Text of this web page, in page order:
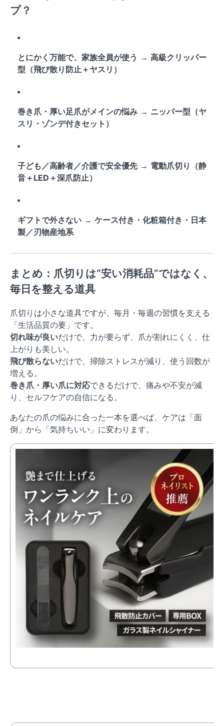
プ？
とにかく万能で、家族全員が使う → 高級クリッパー
型（飛び散り防止＋ヤスリ）
巻き爪・厚い足爪がメインの悩み → ニッパー型（ヤ
スリ・ゾンデ付きセット）
子ども／高齢者／介護で安全優先→ 電動爪切り（静
音＋LED＋深爪防止）
ギフトで外さない → ケース付き・化粧箱付き・日本
製／刃物産地系
まとめ：爪切りは“安い消耗品”ではなく、
毎日を整える道具
爪切りは小さな道具ですが、毎月・毎週の習慣を支える
「生活品質の要」です。
切れ味が良いだけで、力が要らず、爪が割れにくく、仕
上がりも美しい。
飛び散らないだけで、掃除ストレスが減り、使う回数が
増える。
巻き爪・厚い爪に対応できるだけで、痛みや不安が減
り、セルフケアの自信になる。
あなたの爪の悩みに合った一本を選べば、ケアは「面
倒」から「気持ちいい」に変わります。